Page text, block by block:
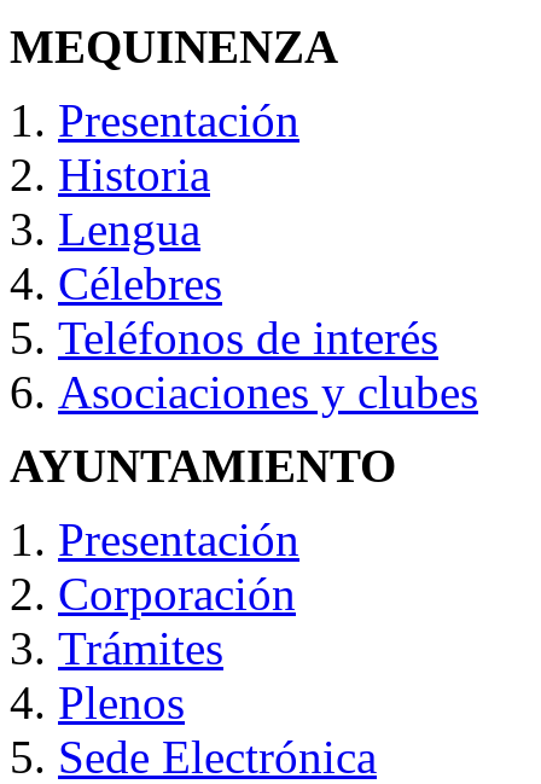
MEQUINENZA
Presentación
Historia
Lengua
Célebres
Teléfonos de interés
Asociaciones y clubes
AYUNTAMIENTO
Presentación
Corporación
Trámites
Plenos
Sede Electrónica